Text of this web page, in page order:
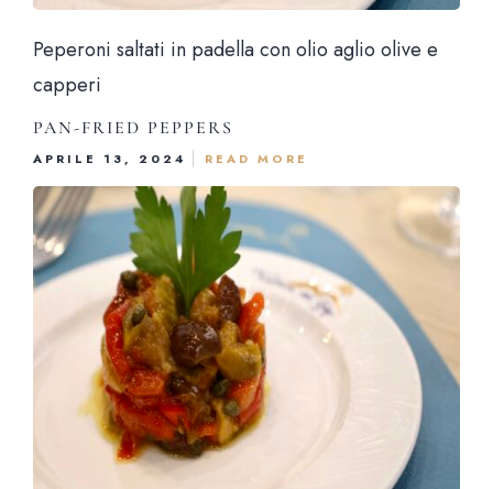
Peperoni saltati in padella con olio aglio olive e
capperi
PAN-FRIED PEPPERS
APRILE 13, 2024 READ MORE